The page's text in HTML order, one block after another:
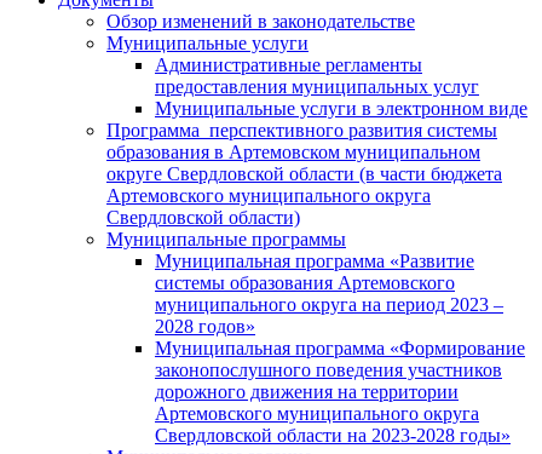
Обзор изменений в законодательстве
Муниципальные услуги
Административные регламенты
предоставления муниципальных услуг
Муниципальные услуги в электронном виде
Программа перспективного развития системы
образования в Артемовском муниципальном
округе Свердловской области (в части бюджета
Артемовского муниципального округа
Свердловской области)
Муниципальные программы
Муниципальная программа «Развитие
системы образования Артемовского
муниципального округа на период 2023 –
2028 годов»
Муниципальная программа «Формирование
законопослушного поведения участников
дорожного движения на территории
Артемовского муниципального округа
Свердловской области на 2023-2028 годы»